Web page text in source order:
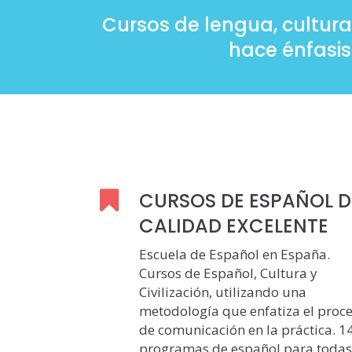
Cursos de lengua,
hace
CURSOS DE ESPAÑOL
CALIDAD EXCELENTE
Escuela de Español en España.
Cursos de Español, Cultura y
Civilización, utilizando una
metodología que enfatiza el
de comunicación en la práctica.